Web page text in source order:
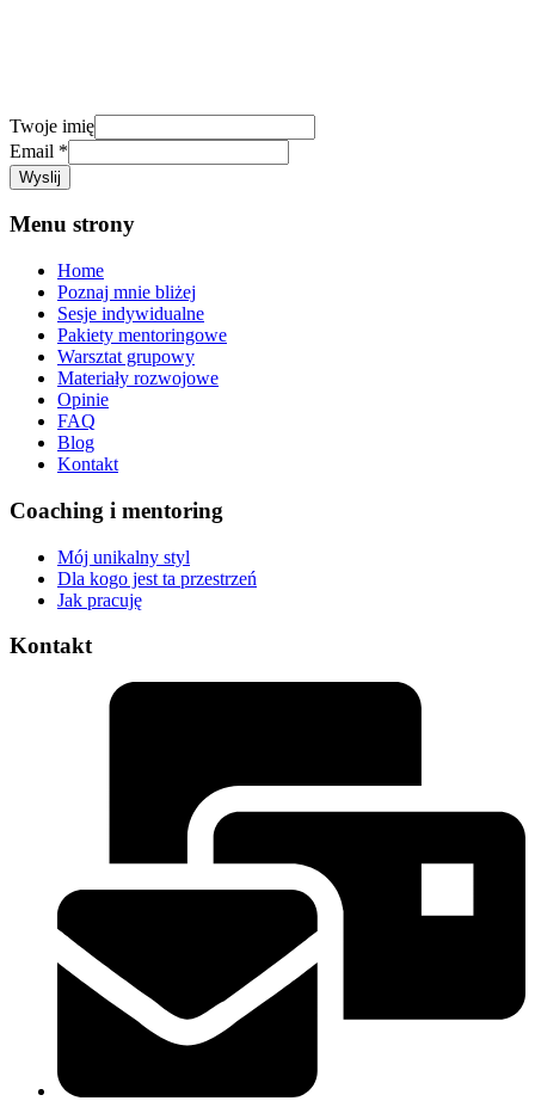
Twoje imię
imię
Email
Twoje
Email *
Wyslij
Menu strony
Home
Poznaj mnie bliżej
Sesje indywidualne
Pakiety mentoringowe
Warsztat grupowy
Materiały rozwojowe
Opinie
FAQ
Blog
Kontakt
Coaching i mentoring
Mój unikalny styl
Dla kogo jest ta przestrzeń
Jak pracuję
Kontakt